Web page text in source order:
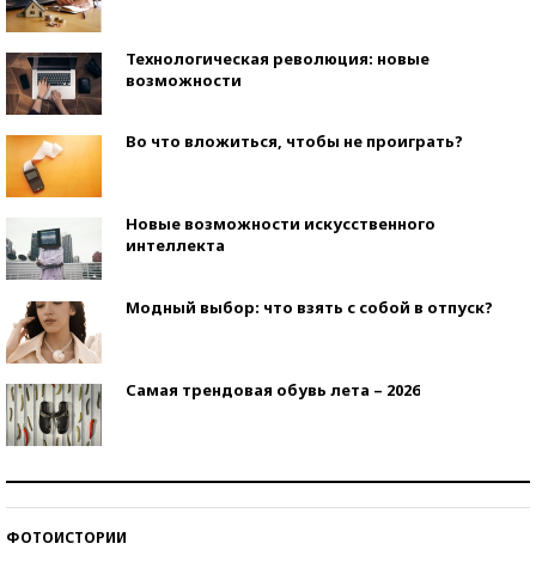
Технологическая революция: новые
возможности
Во что вложиться, чтобы не проиграть?
Новые возможности искусственного
интеллекта
Модный выбор: что взять с собой в отпуск?
Самая трендовая обувь лета – 2026
ФОТОИСТОРИИ